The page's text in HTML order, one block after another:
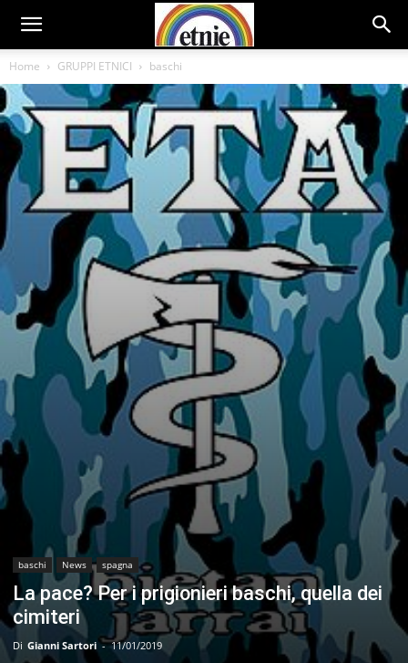
Home GRUPPI ETNICI baschi
baschi News spagna
La pace? Per i prigionieri baschi, quella dei
cimiteri
Di Gianni Sartori - 11/01/2019